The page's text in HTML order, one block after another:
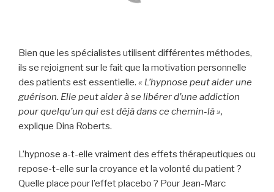
Bien que les spécialistes utilisent différentes méthodes,
ils se rejoignent sur le fait que la motivation personnelle
des patients est essentielle. « L’hypnose peut aider une
guérison. Elle peut aider à se libérer d’une addiction
pour quelqu’un qui est déjà dans ce chemin-là »,
explique Dina Roberts.
L’hypnose a-t-elle vraiment des effets thérapeutiques ou
repose-t-elle sur la croyance et la volonté du patient ?
Quelle place pour l’effet placebo ? Pour Jean-Marc